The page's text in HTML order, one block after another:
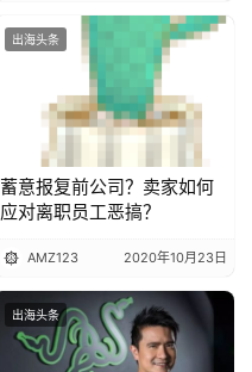
出海头条
蓄意报复前公司？卖家如何
应对离职员工恶搞？
AMZ123 2020年10月23日
出海头条